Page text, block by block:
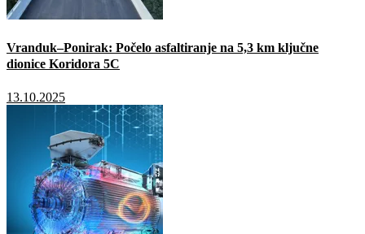
Vranduk–Ponirak: Počelo asfaltiranje na 5,3 km ključne
dionice Koridora 5C
13.10.2025